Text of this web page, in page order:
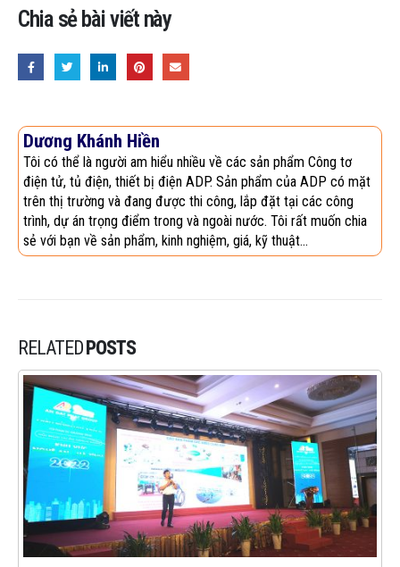
Chia sẻ bài viết này
Dương Khánh Hiền
Tôi có thể là người am hiểu nhiều về các sản phẩm Công tơ
điện tử, tủ điện, thiết bị điện ADP. Sản phẩm của ADP có mặt
trên thị trường và đang được thi công, lắp đặt tại các công
trình, dự án trọng điểm trong và ngoài nước. Tôi rất muốn chia
sẻ với bạn về sản phẩm, kinh nghiệm, giá, kỹ thuật...
RELATED POSTS